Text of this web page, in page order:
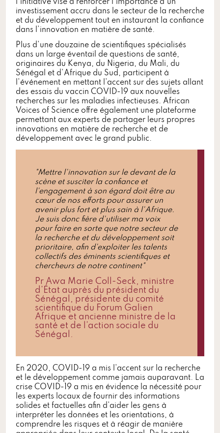
l'initiative vise à renforcer l'importance d'un
investissement accru dans le secteur de la recherche
et du développement tout en instaurant la confiance
dans l'innovation en matière de santé.
Plus d'une douzaine de scientifiques spécialisés
dans un large éventail de questions de santé,
originaires du Kenya, du Nigeria, du Mali, du
Sénégal et d'Afrique du Sud, participent à
l'événement en mettant l'accent sur des sujets allant
des essais du vaccin COVID-19 aux nouvelles
recherches sur les maladies infectieuses. African
Voices of Science offre également une plateforme
permettant aux experts de partager leurs propres
innovations en matière de recherche et de
développement avec le grand public.
"Mettre l'innovation sur le devant de la
scène et susciter la confiance et
l'engagement à son égard doit être au
cœur de nos efforts pour assurer un
avenir plus fort et plus sain à l'Afrique.
Je suis donc fière d'utiliser ma voix
pour faire en sorte que notre secteur de
la recherche et du développement soit
prioritaire, afin d'exploiter les talents
collectifs des éminents scientifiques et
chercheurs de notre continent"
Pr Awa Marie Coll-Seck, ministre
d'État auprès du président du
Sénégal, présidente du comité
scientifique du Forum Galien
Afrique et ancienne ministre de la
santé et de l'action sociale du
Sénégal.
En 2020, COVID-19 a mis l'accent sur la recherche
et le développement comme jamais auparavant. La
crise COVID-19 a mis en évidence la nécessité pour
les experts locaux de fournir des informations
solides et factuelles afin d'aider les gens à
interpréter les données et les orientations, à
comprendre les risques et à réagir de manière